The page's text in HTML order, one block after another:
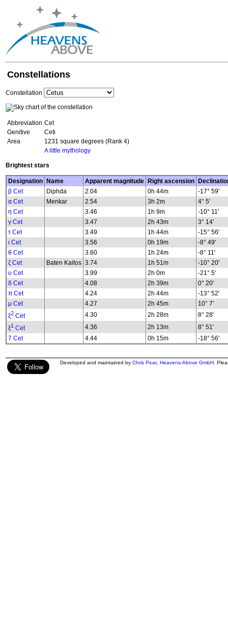
Constellations
Constellation
Abbreviation Cet
Genitive
Ceti
Area
1231 square degrees (Rank 4)
A little mythology
Brightest stars
Designation Name Apparent magnitude Right ascension
β Cet
Diphda 2.04 0h 44m
-17° 59'
α Cet
Menkar 2.54 3h 2m
4° 5'
η Cet
3.46 1h 9m
-10° 11'
γ Cet
3.47 2h 43m
3° 14'
τ Cet
3.49 1h 44m
-15° 56'
ι Cet
3.56 0h 19m
-8° 49'
θ Cet
3.60 1h 24m
-8° 11'
ζ Cet
Baten Kaitos 3.74 1h 51m
-10° 20'
υ Cet
3.99 2h 0m
-21° 5'
δ Cet
4.08 2h 39m
0° 20'
π Cet
4.24 2h 44m
-13° 52'
μ Cet
4.27 2h 45m
10° 7'
ξ2 Cet 4.30 2h 28m
8° 28'
ξ1 Cet 4.36 2h 13m
8° 51'
7 Cet
4.44 0h 15m -18° 56'
Developed and maintained by Chris Peat Heavens-Above GmbH .